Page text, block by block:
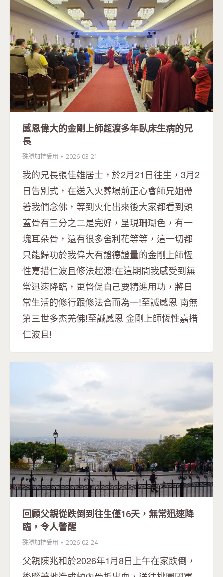
感恩偉大的金剛上師超渡多年臥床生病的兄
長
殊勝加持受用 2026-03-21
我的兄長張佳雄居士，於2月21日往生，3月2
日告別式，在送入火葬場前正心會師兄姐帶
著我們念佛，等到火化出來後大家都看到頭
蓋骨有三分之二是完好，呈現珊瑚色，有一
塊耳朵骨，還有很多舍利花等等，這一切都
只能歸功於我偉大有證德證量的金剛上師恆
性嘉措仁波且修法超渡!在這期間我感受到無
常迅速降臨，更督促自己要精進用功，將日
常生活的修行跟修法合而為一!至誠感恩 南無
第三世多杰羌佛!至誠感恩 金剛上師恆性嘉措
仁波且!
回顧父親從跌倒到往生僅16天，無常迅速降
臨，令人警醒
殊勝加持受用 2026-02-24
父親陳兆和於2026年1月8日上午在家跌倒，